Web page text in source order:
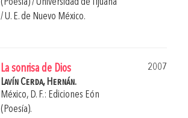
(Poesía) / Universidad de Tijuana
/ U. E. de Nuevo México.
La sonrisa de Dios
2007
Lavín Cerda, Hernán.
México, D. F.: Ediciones Eón
(Poesía).